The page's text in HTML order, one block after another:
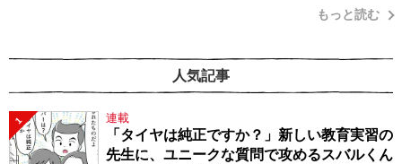
もっと読む
人気記事
1 連載
「タイヤは純正ですか？」新しい教育実習の
先生に、ユニークな質問で攻めるスバルくん